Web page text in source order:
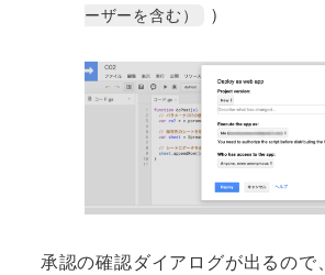
ーザーを含む）
）
承認の確認ダイアログが出るので、